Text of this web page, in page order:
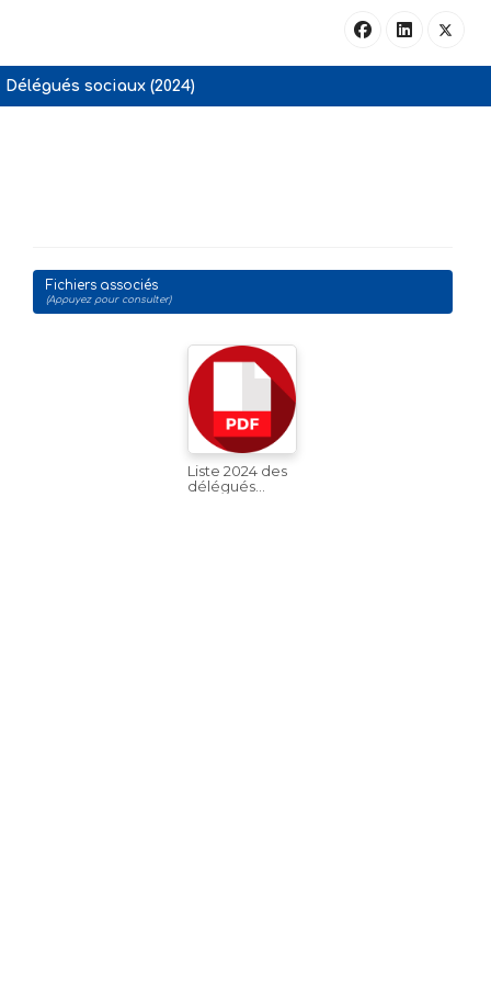
Délégués sociaux (2024)
Fichiers associés
(Appuyez pour consulter)
Liste 2024 des
délégués